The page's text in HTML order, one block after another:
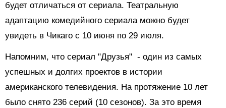
будет отличаться от сериала. Театральную
адаптацию комедийного сериала можно будет
увидеть в Чикаго с 10 июня по 29 июля.
Напомним, что сериал "Друзья" - один из самых
успешных и долгих проектов в истории
американского телевидения. На протяжение 10 лет
было снято 236 серий (10 сезонов). За это время